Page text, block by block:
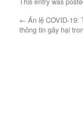
← Án lệ COVID-19:
thông tin gây hại